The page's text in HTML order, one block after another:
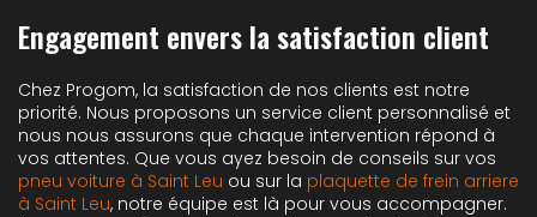
Engagement envers la satisfaction client
Chez Progom, la satisfaction de nos clients est notre
priorité. Nous proposons un service client personnalisé et
nous nous assurons que chaque intervention répond à
vos attentes. Que vous ayez besoin de conseils sur vos
pneu voiture à Saint Leu ou sur la plaquette de frein arriere
à Saint Leu, notre équipe est là pour vous accompagner.